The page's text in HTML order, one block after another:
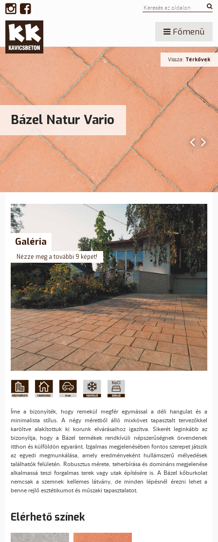
Főmenü
Bázel Natur Vario
Vissza: Térkövek
Galéria
Nézze meg a további 9 képet!
Íme a bizonyíték, hogy remekül megfér egymással a déli hangulat és a
minimalista stílus. A négy méretből álló mixkövet tapasztalt tervezőkkel
karöltve alakítottuk ki korunk elvárásaihoz igazítva. Sikerét leginkább az
bizonyítja, hogy a Bázel termékek rendkívüli népszerűségnek örvendenek
itthon és külföldön egyaránt. Izgalmas megjelenésében fontos szerepet játszik
az egyedi megmunkálása, amely eredményeként hullámszerű mélyedések
találhatók felületén. Robusztus mérete, teherbírása és domináns megjelenése
alkalmassá teszi forgalmas terek vagy utak építésére is. A Bázel kőburkolat
nemcsak a szemnek kellemes látvány, de minden lépésnél érezni lehet a
benne rejlő esztétikumot és műszaki tapasztalatot.
Elérhető színek